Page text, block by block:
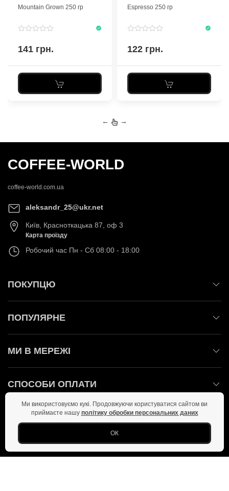
Mountain Grown 250 гр
141 грн.
Espresso 250 гр
122 грн.
← →
COFFEE-WORLD
coffee-world.com.ua
aleksandr_25@ukr.net
Київ, Красноткацька 87, оф 3
Карта проїзду
Робочий час Пн - Сб 08:00 - 18:00
ПОКУПЦЮ
ПОПУЛЯРНЕ
МИ В МЕРЕЖІ
СПОСОБИ ОПЛАТИ
ЗАЛИШАЙТЕСЬ НА ЗВ'ЯЗКУ!
Ми використовуємо кукі. Продовжуючи користуватися сайтом ви
приймаєте нашу політику обробки персональних даних
ОК